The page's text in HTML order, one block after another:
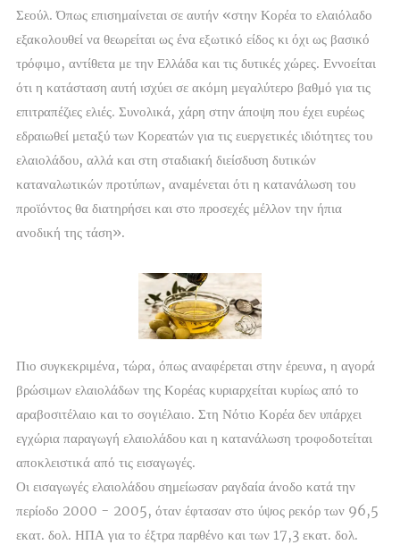
Σεούλ. Όπως επισημαίνεται σε αυτήν «στην Κορέα το ελαιόλαδο
εξακολουθεί να θεωρείται ως ένα εξωτικό είδος κι όχι ως βασικό
τρόφιμο, αντίθετα με την Ελλάδα και τις δυτικές χώρες. Εννοείται
ότι η κατάσταση αυτή ισχύει σε ακόμη μεγαλύτερο βαθμό για τις
επιτραπέζιες ελιές. Συνολικά, χάρη στην άποψη που έχει ευρέως
εδραιωθεί μεταξύ των Κορεατών για τις ευεργετικές ιδιότητες του
ελαιολάδου, αλλά και στη σταδιακή διείσδυση δυτικών
καταναλωτικών προτύπων, αναμένεται ότι η κατανάλωση του
προϊόντος θα διατηρήσει και στο προσεχές μέλλον την ήπια
ανοδική της τάση».
Πιο συγκεκριμένα, τώρα, όπως αναφέρεται στην έρευνα, η αγορά
βρώσιμων ελαιολάδων της Κορέας κυριαρχείται κυρίως από το
αραβοσιτέλαιο και το σογιέλαιο. Στη Νότιο Κορέα δεν υπάρχει
εγχώρια παραγωγή ελαιολάδου και η κατανάλωση τροφοδοτείται
αποκλειστικά από τις εισαγωγές.
Οι εισαγωγές ελαιολάδου σημείωσαν ραγδαία άνοδο κατά την
περίοδο 2000 - 2005, όταν έφτασαν στο ύψος ρεκόρ των 96,5
εκατ. δολ. ΗΠΑ για το έξτρα παρθένο και των 17,3 εκατ. δολ.